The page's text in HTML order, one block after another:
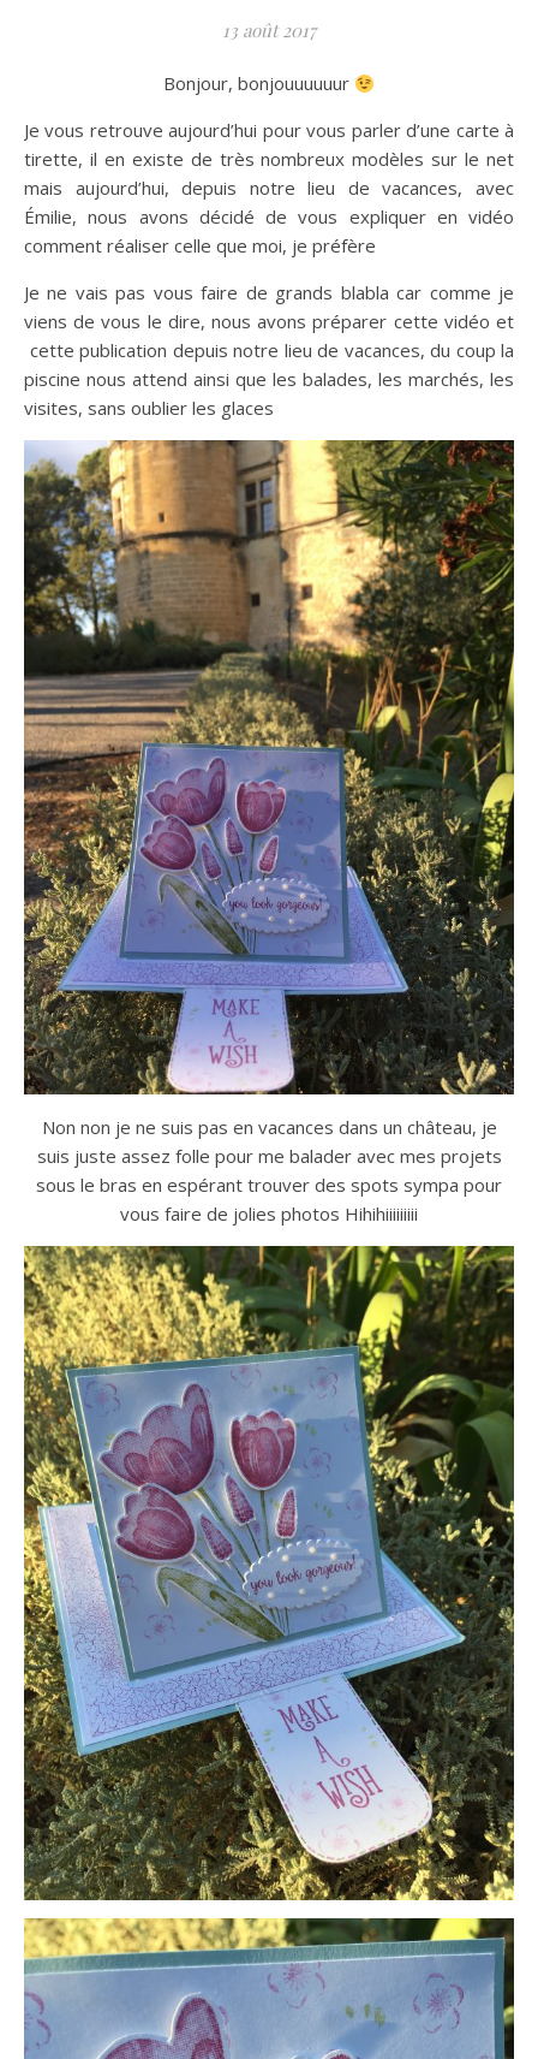
13 août 2017
Bonjour, bonjouuuuuur
Je vous retrouve aujourd’hui pour vous parler d’une carte à
tirette, il en existe de très nombreux modèles sur le net
mais aujourd’hui, depuis notre lieu de vacances, avec
Émilie, nous avons décidé de vous expliquer en vidéo
comment réaliser celle que moi, je préfère
Je ne vais pas vous faire de grands blabla car comme je
viens de vous le dire, nous avons préparer cette vidéo et
cette publication depuis notre lieu de vacances, du coup la
piscine nous attend ainsi que les balades, les marchés, les
visites, sans oublier les glaces
Non non je ne suis pas en vacances dans un château, je
suis juste assez folle pour me balader avec mes projets
sous le bras en espérant trouver des spots sympa pour
vous faire de jolies photos Hihihiiiiiiiii